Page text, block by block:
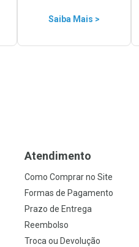
Saiba Mais >
Atendimento
Como Comprar no Site
Formas de Pagamento
Prazo de Entrega
Reembolso
Troca ou Devolução